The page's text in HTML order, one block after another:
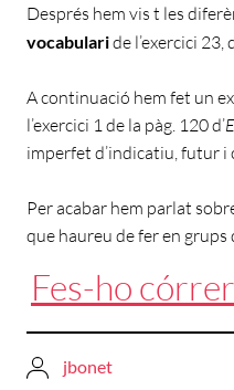
Després hem vis t les
vocabularide l’exercici 23,
A continuació hem fet un
l’exercici 1 de la pàg. 120 d’
imperfet d’indicatiu, futur i
Per acabar hem parlat
que haureu de fer en grups
Fes-ho
jbonet